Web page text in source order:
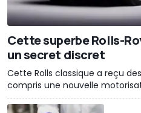
Cette superbe Rolls-
un secret discret
Cette Rolls classique a reçu
compris une nouvelle